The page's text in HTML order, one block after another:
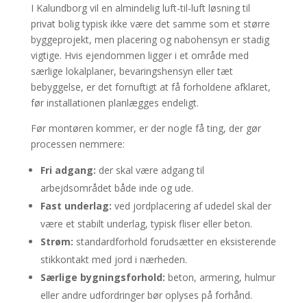
I Kalundborg vil en almindelig luft-til-luft løsning til
privat bolig typisk ikke være det samme som et større
byggeprojekt, men placering og nabohensyn er stadig
vigtige. Hvis ejendommen ligger i et område med
særlige lokalplaner, bevaringshensyn eller tæt
bebyggelse, er det fornuftigt at få forholdene afklaret,
før installationen planlægges endeligt.
Før montøren kommer, er der nogle få ting, der gør
processen nemmere:
Fri adgang: der skal være adgang til
arbejdsområdet både inde og ude.
Fast underlag: ved jordplacering af udedel skal der
være et stabilt underlag, typisk fliser eller beton.
Strøm: standardforhold forudsætter en eksisterende
stikkontakt med jord i nærheden.
Særlige bygningsforhold: beton, armering, hulmur
eller andre udfordringer bør oplyses på forhånd.